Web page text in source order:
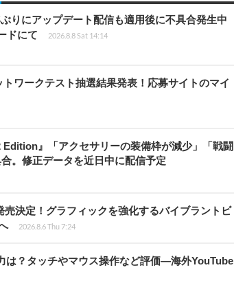
りにアップデート配信も適用後に不具合発生中
ドにて
2026.8.8 Sat 14:14
ワークテスト抽選結果発表！応募サイトのマイ
』「アクセサリーの装備枠が減少」「戦闘
。修正データを近日中に配信予定
売決定！グラフィックを強化するバイブラントビ
2026.8.6 Thu 7:24
は？タッチやマウス操作など評価―海外YouTube